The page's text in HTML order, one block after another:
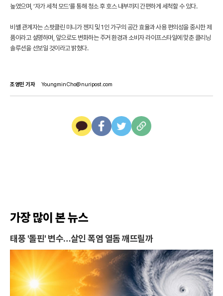
높였으며, ‘자가 세척 모드’를 통해 청소 후 호스 내부까지 간편하게 세척할 수 있다.
비쎌 관계자는 스팟클린 미니가 젠지 및 1인 가구의 공간 효율과 사용 편의성을 중시한 제
품이라고 설명하며, 앞으로도 변화하는 주거 환경과 소비자 라이프스타일에 맞춘 클리닝
솔루션을 선보일 것이라고 밝혔다.
조영민 기자 YoungminCho@nuripost.com
가장 많이 본 뉴스
태풍 '돌핀' 변수…살인 폭염 열돔 깨뜨릴까